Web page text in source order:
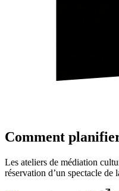
Comment
Les ateliers de médiation
réservation d’un spectacle de